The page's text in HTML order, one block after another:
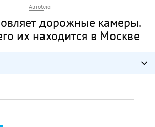
Автоблог
дорожные камеры.
их находится в Москве